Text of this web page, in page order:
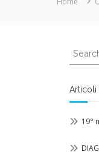
Search
for:
Articoli
19°